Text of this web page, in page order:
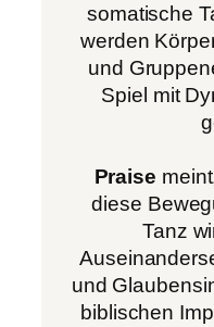
somatische
werden
und
Spiel mit
Praise
diese
Tanz
und
biblischen